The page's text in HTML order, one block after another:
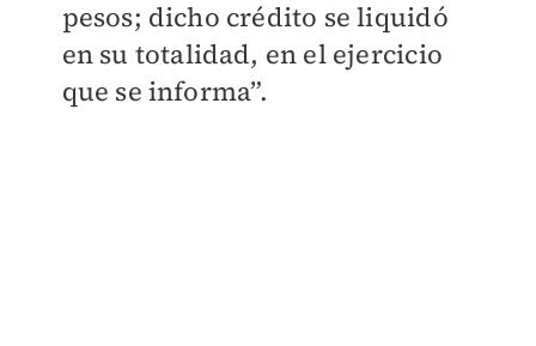
pesos; dicho crédito se liquidó
en su totalidad, en el ejercicio
que se informa”.